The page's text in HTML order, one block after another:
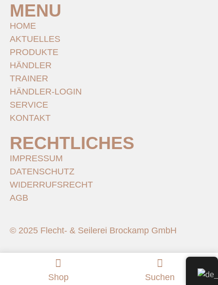
Shop Suchen
MENU
HOME
AKTUELLES
PRODUKTE
HÄNDLER
TRAINER
HÄNDLER-LOGIN
SERVICE
KONTAKT
RECHTLICHES
IMPRESSUM
DATENSCHUTZ
WIDERRUFSRECHT
AGB
© 2025 Flecht- & Seilerei Brockamp GmbH